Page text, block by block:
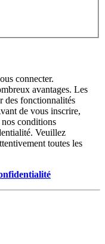
connecter.
avantages. Les
des fonctionnalités
de vous inscrire,
nos conditions
Veuillez
toutes les